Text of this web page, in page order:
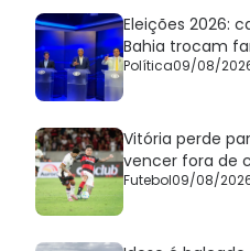
Eleições 2026:
Bahia trocam
Política09/08/
Vitória perde
vencer fora de
Futebol09/08/